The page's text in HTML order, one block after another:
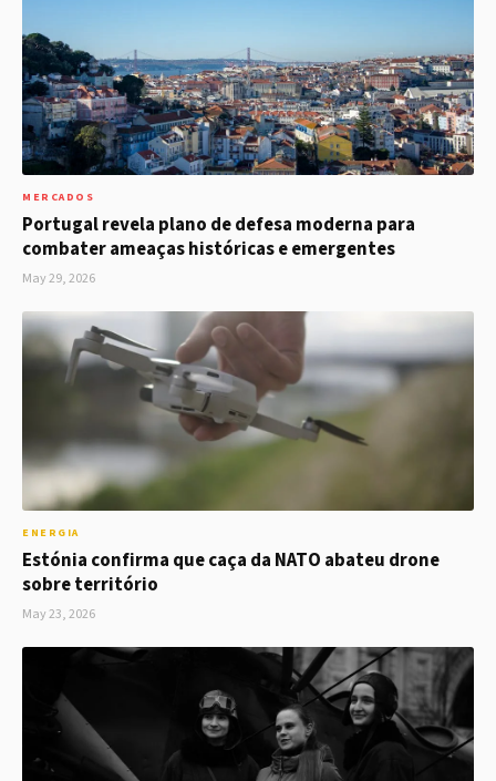
MERCADOS
Portugal revela plano de defesa moderna para
combater ameaças históricas e emergentes
May 29, 2026
ENERGIA
Estónia confirma que caça da NATO abateu drone
sobre território
May 23, 2026